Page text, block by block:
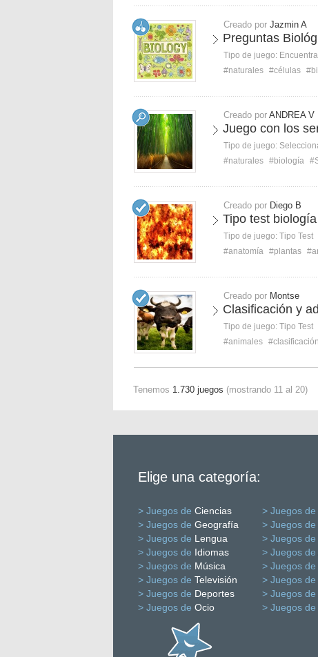
Creado por Jazmin A
Preguntas
Tipo de juego:
#naturales #células
Creado por ANDREA V
Juego con los
Tipo de juego:
#naturales #biología
Creado por Diego B
Tipo test biología
Tipo de juego: Tipo Test
#anatomía #plantas
Creado por Montse
Clasificación y
Tipo de juego: Tipo Test
#animales #clasificación
Tenemos 1.730 juegos (mostrando 11 al 20)
Elige una categoría:
> Juegos de Ciencias > Juegos de
> Juegos de Geografía > Juegos de
> Juegos de Lengua > Juegos de
> Juegos de Idiomas > Juegos de
> Juegos de Música > Juegos de
> Juegos de Televisión > Juegos de
> Juegos de Deportes > Juegos de
> Juegos de Ocio > Juegos de